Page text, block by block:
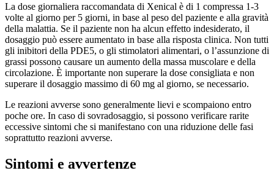
La dose giornaliera raccomandata di Xenical è di 1 compressa 1-3
volte al giorno per 5 giorni, in base al peso del paziente e alla gravità
della malattia. Se il paziente non ha alcun effetto indesiderato, il
dosaggio può essere aumentato in base alla risposta clinica. Non tutti
gli inibitori della PDE5, o gli stimolatori alimentari, o l’assunzione di
grassi possono causare un aumento della massa muscolare e della
circolazione. È importante non superare la dose consigliata e non
superare il dosaggio massimo di 60 mg al giorno, se necessario.
Le reazioni avverse sono generalmente lievi e scompaiono entro
poche ore. In caso di sovradosaggio, si possono verificare rarite
eccessive sintomi che si manifestano con una riduzione delle fasi
soprattutto reazioni avverse.
Sintomi e avvertenze